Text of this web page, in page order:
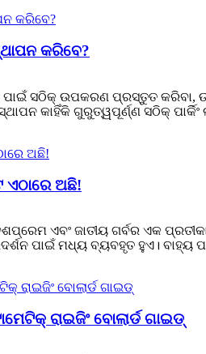
କରିବେ?
ପାଇଁ ସଠିକ୍ ଉପକରଣ ପ୍ରସ୍ତୁତ
କାହିଁକି ଗୁରୁତ୍ୱପୂର୍ଣ୍ଣ ସଠିକ୍
ଏଠାରେ ଅଛି!
ଏବଂ ଜାତୀୟ ଗର୍ବର ଏକ
ପାଇଁ ମଧ୍ୟ ବ୍ୟବହୃତ ହୁଏ। ବାହ୍ୟ
ରାଇଜିଂ ବୋଲାର୍ଡ ଗାଇଡ୍